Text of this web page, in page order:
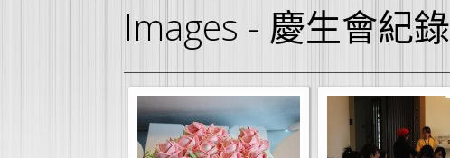
Images - 慶生會紀錄